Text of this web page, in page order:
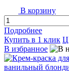
В корзину
Подробнее
Купить в 1 клик
В избранное